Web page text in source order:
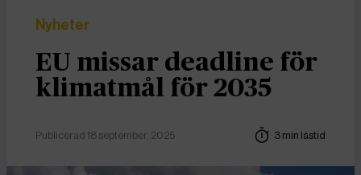
Nyheter
EU missar deadline för
klimatmål för 2035
Publicerad 18 september, 2025 3 min lästid